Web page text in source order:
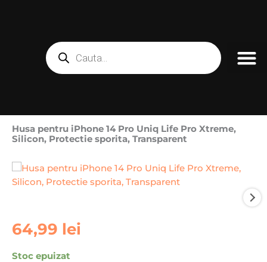
search
Husa pentru iPhone 14 Pro Uniq Life Pro Xtreme,
Silicon, Protectie sporita, Transparent
64,99 lei
Stoc epuizat